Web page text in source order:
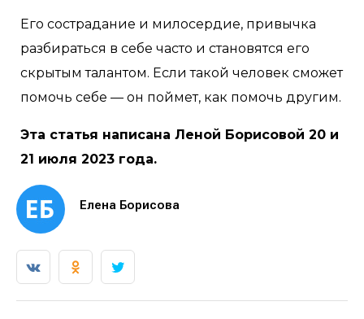
Его сострадание и милосердие, привычка
разбираться в себе часто и становятся его
скрытым талантом. Если такой человек сможет
помочь себе — он поймет, как помочь другим.
Эта статья написана Леной Борисовой 20 и
21 июля 2023 года.
Елена Борисова